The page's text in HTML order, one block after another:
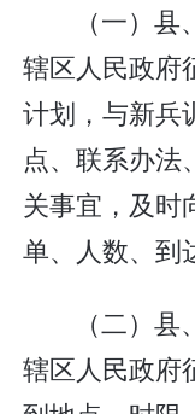
（一）
辖区人民政府
计划，与新兵
点、联系办法
关事宜，及时
单、人数、到
（二）
辖区人民政府